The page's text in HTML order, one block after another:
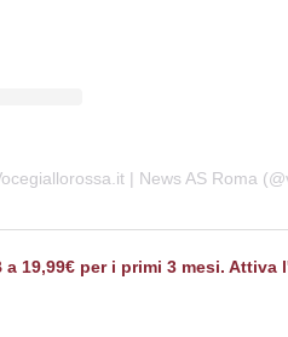
| News AS Roma
a 19,99€ per i primi 3 mesi. Attiva